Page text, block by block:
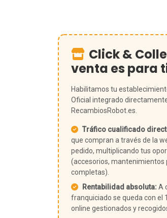
Click &
venta es para
Habilitamos tu
Oficial integrado
RecambiosRobot.es.
Tráfico cualificado
que compran a través de la
pedido, multiplicando tus
(accesorios, mantenimientos
completas).
Rentabilidad absoluta:A
franquiciado se queda con el
online gestionados y